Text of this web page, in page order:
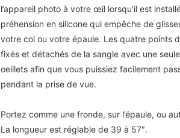
l’appareil photo à votre œil lorsqu’il est
préhension en silicone qui empêche de
votre col ou votre épaule. Les quatre points
fixés et détachés de la sangle avec une
oeillets afin que vous puissiez facilement
pendant la prise de vue.
Portez comme une fronde, sur l’épaule, ou
La longueur est réglable de 39 à 57″.